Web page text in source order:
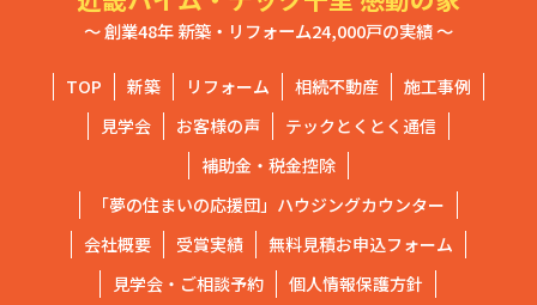
～ 創業48年 新築・リフォーム24,000戸の実績 ～
TOP 新築 リフォーム 相続不動産
施工事例
見学会
お客様の声
テックとくとく通信
補助金・税金控除
「夢の住まいの応援団」ハウジングカウンター
会社概要
受賞実績
無料見積お申込フォーム
見学会・ご相談予約
個人情報保護方針